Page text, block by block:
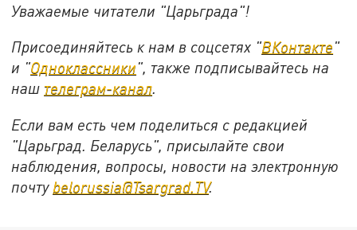
Уважаемые читатели "Царьграда"!
Присоединяйтесь к нам в соцсетях "ВКонтакте"
и "Одноклассники", также подписывайтесь на
наш телеграм-канал.
Если вам есть чем поделиться с редакцией
"Царьград. Беларусь", присылайте свои
наблюдения, вопросы, новости на электронную
почту belorussia@Tsargrad.TV.